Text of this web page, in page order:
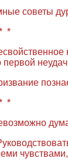
советы
*
первой
*